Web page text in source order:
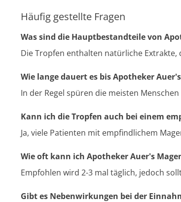
Häufig gestellte Fragen
Was sind die Hauptbestandteile von
Die Tropfen enthalten natürliche
Wie lange dauert es bis Apotheker
In der Regel spüren die meisten
Kann ich die Tropfen auch bei einem
Ja, viele Patienten mit empfindlichem
Wie oft kann ich Apotheker Auer's
Empfohlen wird 2-3 mal täglich, jedoch
Gibt es Nebenwirkungen bei der